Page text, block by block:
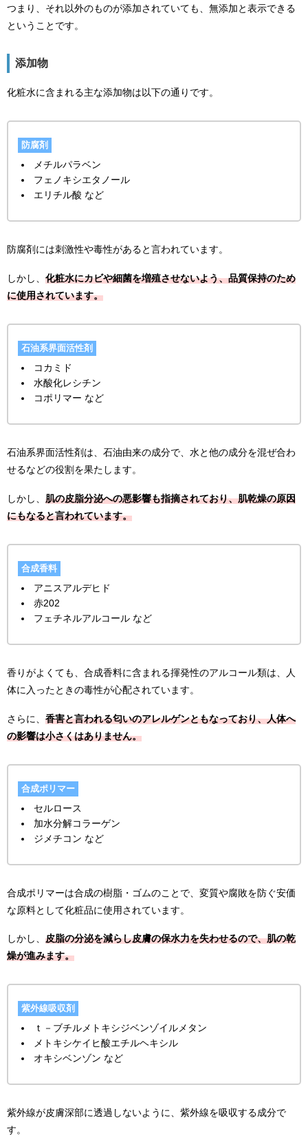
つまり、それ以外のものが添加されていても、無添加と表示できる
ということです。
添加物
化粧水に含まれる主な添加物は以下の通りです。
防腐剤
メチルパラベン
フェノキシエタノール
エリチル酸 など
防腐剤には刺激性や毒性があると言われています。
しかし、 化粧水にカビや細菌を増殖させないよう、品質保持のため
に使用されています。
石油系界面活性剤
コカミド
水酸化レシチン
コポリマー など
石油系界面活性剤は、石油由来の成分で、水と他の成分を混ぜ合わ
せるなどの役割を果たします。
しかし、 肌の皮脂分泌への悪影響も指摘されており、肌乾燥の原因
にもなると言われています。
合成香料
アニスアルデヒド
赤202
フェチネルアルコール など
香りがよくても、合成香料に含まれる揮発性のアルコール類は、人
体に入ったときの毒性が心配されています。
さらに、 香害と言われる匂いのアレルゲンともなっており、人体へ
の影響は小さくはありません。
合成ポリマー
セルロース
加水分解コラーゲン
ジメチコン など
合成ポリマーは合成の樹脂・ゴムのことで、変質や腐敗を防ぐ安価
な原料として化粧品に使用されています。
しかし、 皮脂の分泌を減らし皮膚の保水力を失わせるので、肌の乾
燥が進みます。
紫外線吸収剤
ｔ－ブチルメトキシジベンゾイルメタン
メトキシケイヒ酸エチルヘキシル
オキシベンゾン など
紫外線が皮膚深部に透過しないように、紫外線を吸収する成分で
す。